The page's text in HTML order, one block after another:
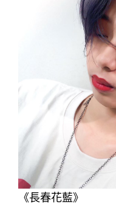
《長春花藍》